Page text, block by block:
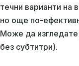
течни варианти на
но още по-
Може да
без субтитри).